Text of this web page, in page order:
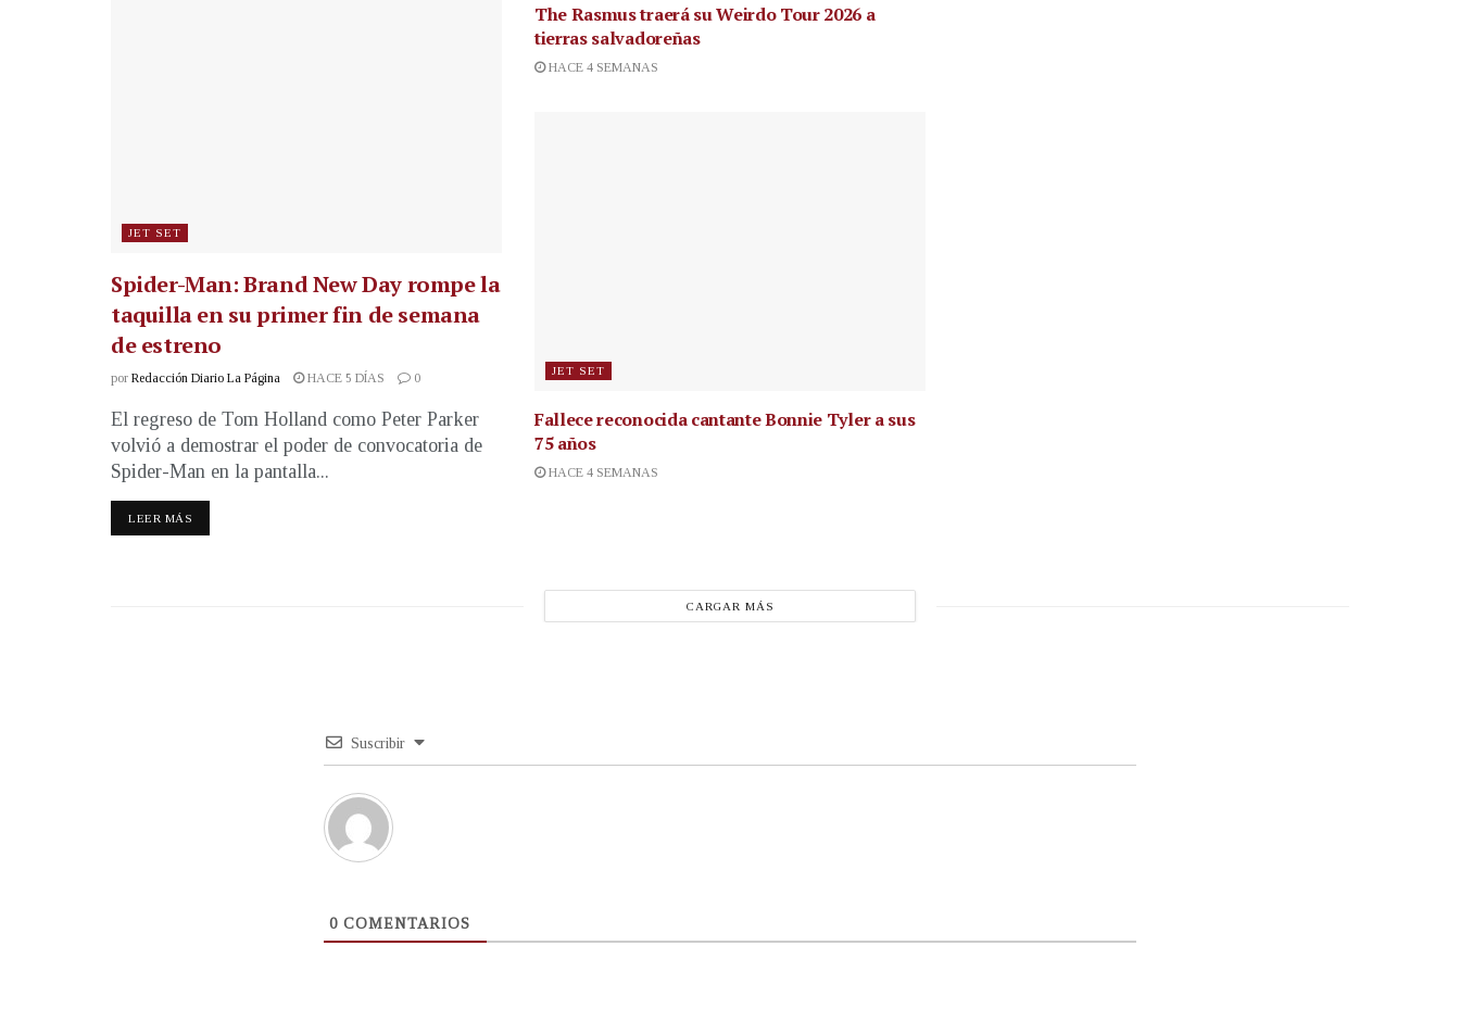
JET SET
Spider-Man: Brand New Day rompe la
taquilla en su primer fin de semana
de estreno
por Redacción Diario La Página HACE 5 DÍAS 0
El regreso de Tom Holland como Peter Parker
volvió a demostrar el poder de convocatoria de
Spider-Man en la pantalla...
LEER MÁS
The Rasmus traerá su Weirdo Tour 2026 a
tierras salvadoreñas
HACE 4 SEMANAS
JET SET
Fallece reconocida cantanteBonnie Tyler a sus
75 años
HACE 4 SEMANAS
CARGAR MÁS
Suscribir
0 COMENTARIOS